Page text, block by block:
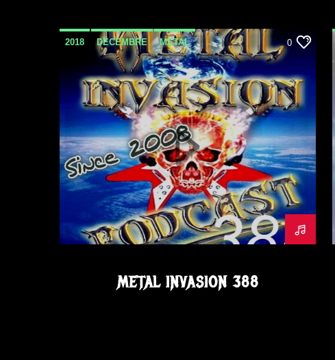
2018 DÉCEMBRE METAL
METAL INVASION PODCAST PODCAST
0
METAL INVASION 388